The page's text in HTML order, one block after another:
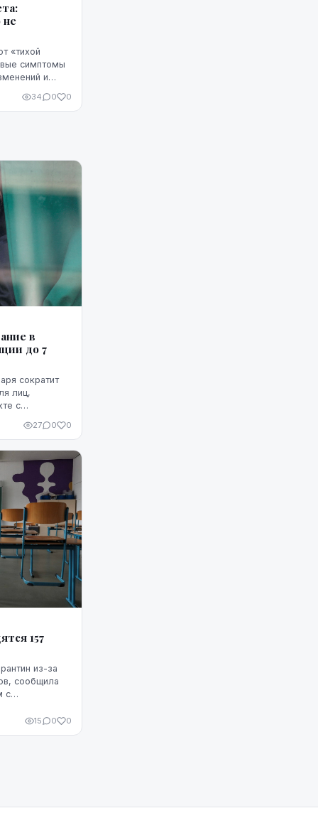
не
«тихой
симптомы
и
...
34 0 0
в
до 7
сократит
лиц,
с
в страну
27 0 0
157
из-за
сообщила
с
Индра Вилд...
15 0 0